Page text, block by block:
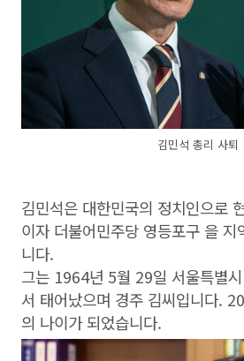
김민석 총리 사퇴
김민석은 대한민국의 정치인으로
이자 더불어민주당 영등포구 을
니다.
그는 1964년 5월 29일 서울특별
서 태어났으며 경주 김씨입니다.
의 나이가 되었습니다.